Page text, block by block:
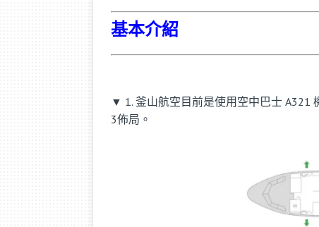
基本介紹
▼ 1. 釜山航空目前是使用空中巴士 A321
3佈局。